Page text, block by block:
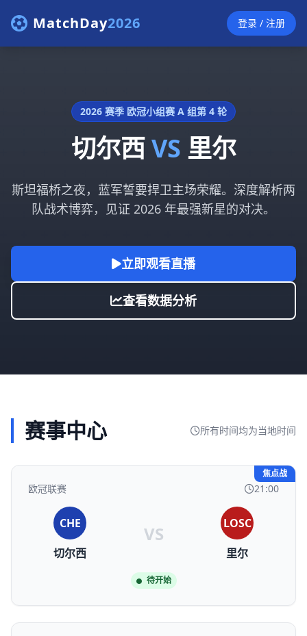
MatchDay2026 登录 / 注册
2026 赛季 欧冠小组赛 A 组第 4 轮
切尔西VS 里尔
斯坦福桥之夜，蓝军誓要捍卫主场荣耀。深度解析两
队战术博弈，见证 2026 年最强新星的对决。
立即观看直播
查看数据分析
赛事中心 所有时间均为当地时间
焦点战
欧冠联赛 21:00
CHE
切尔西
VS
LOSC
里尔
待开始